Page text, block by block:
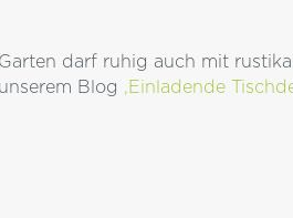
darf ruhig auch mit
Blog ‚Einladende